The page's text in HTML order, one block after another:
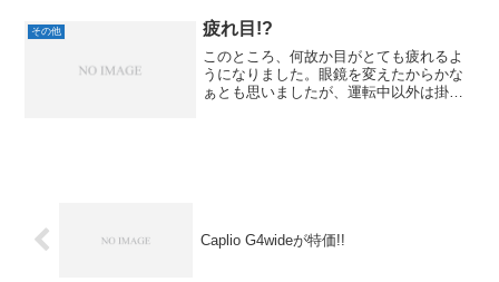
いるんです...
その他 疲れ目!?
このところ、何故か目がとても疲れるよ
うになりました。眼鏡を変えたからかな
ぁとも思いましたが、運転中以外は掛け
Caplio G4wideが特価!!